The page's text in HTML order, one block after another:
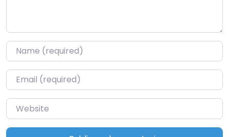
Name*
Email*
Website